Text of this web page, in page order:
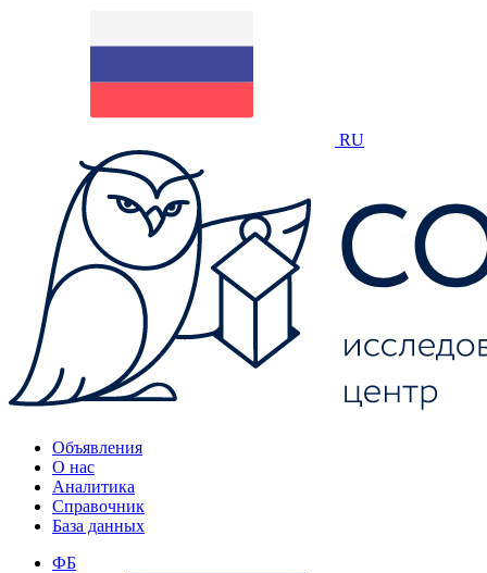
RU
Объявления
О нас
Аналитика
Справочник
База данных
ФБ